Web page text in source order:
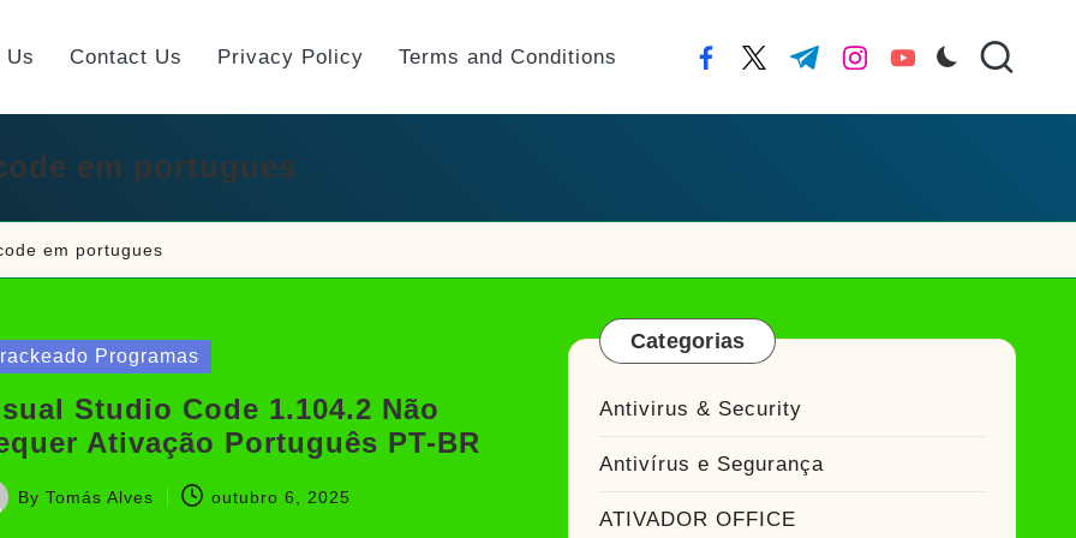
Us Contact Us Privacy Policy Terms and Conditions facebook.com
twitter.com
t.me instagram.com
youtube.com
em portugues
em portugues
Programas
Studio Code 1.104.2 Não
Ativação Português PT-BR
By Tomás Alves outubro 6, 2025
Categorias
Antivirus & Security
Antivírus e Segurança
ATIVADOR OFFICE